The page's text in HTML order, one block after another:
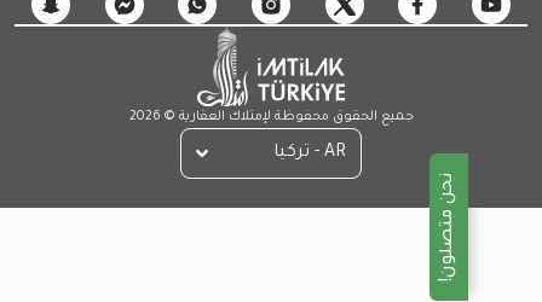
جميع الحقوق محفوظة لإمتلاك العقارية © 2026
AR - تركيا
نحن متصلون!